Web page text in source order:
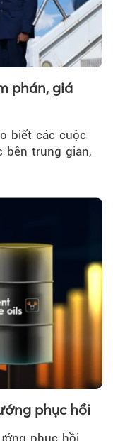
phán, giá
biết các cuộc
bên trung gian,
phục hồi
phục hồi